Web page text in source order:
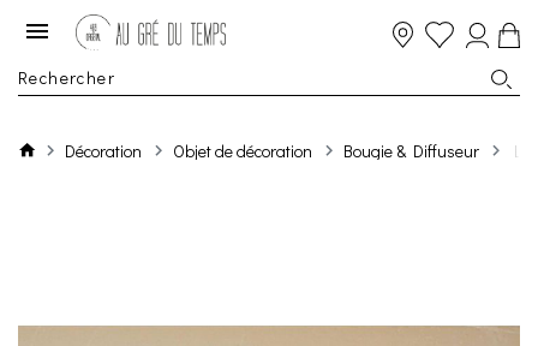
Décoration Objet de décoration Bougie & Diffuseur